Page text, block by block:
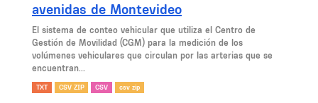
avenidas de Montevideo
El sistema de conteo vehicular que utiliza el Centro de
Gestión de Movilidad (CGM) para la medición de los
volúmenes vehiculares que circulan por las arterias que se
encuentran...
TXT CSV ZIP CSV csv zip